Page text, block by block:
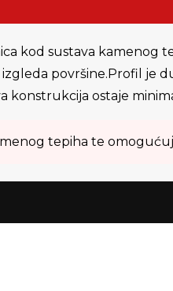
kod sustava kamenog
površine.Profil je
konstrukcija ostaje
tepiha te